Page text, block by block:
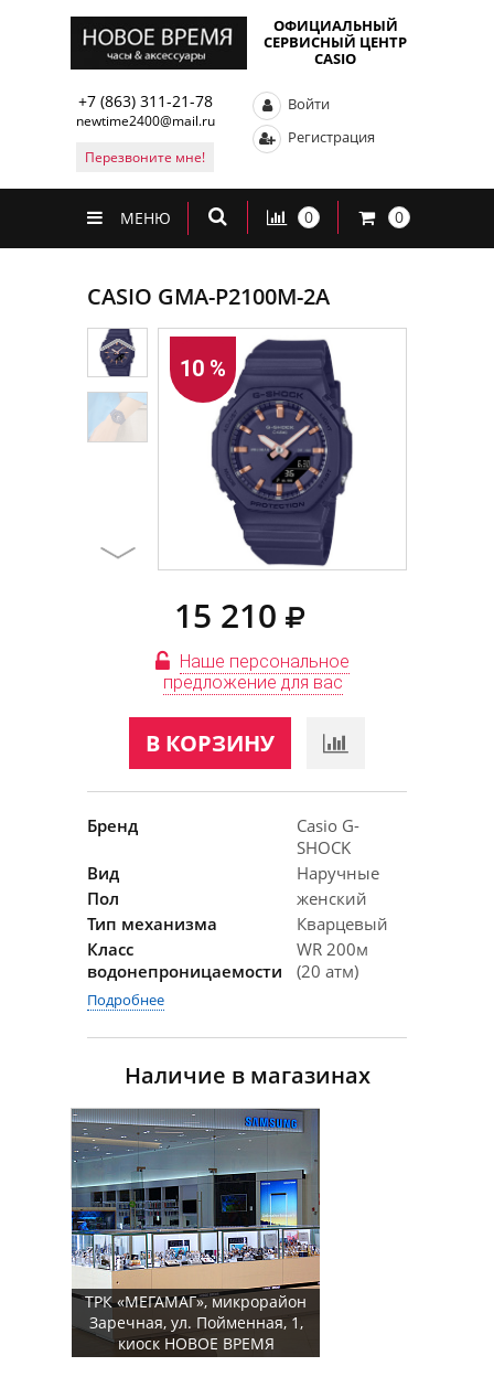
ОФИЦИАЛЬНЫЙ
СЕРВИСНЫЙ ЦЕНТР
CASIO
+7 (863) 311-21-78
newtime2400@mail.ru
Перезвоните мне!
Войти
Регистрация
МЕНЮ 0 0
CASIO GMA-P2100M-2A
10 %
15 210
Наше персональное
предложение для вас
В КОРЗИНУ
Бренд
Casio G-
SHOCK
Вид
Наручные
Пол
женский
Тип механизма
Кварцевый
Класс
водонепроницаемости
WR 200м
(20 атм)
Подробнее
Наличие в магазинах
ТРК «МЕГАМАГ», микрорайон
Заречная, ул. Пойменная, 1,
киоск НОВОЕ ВРЕМЯ